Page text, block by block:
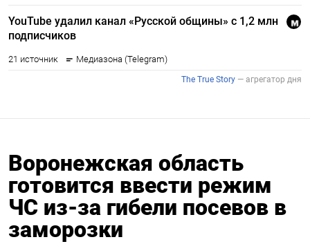
Воронежская область
готовится ввести режим
ЧС из-за гибели посевов в
заморозки